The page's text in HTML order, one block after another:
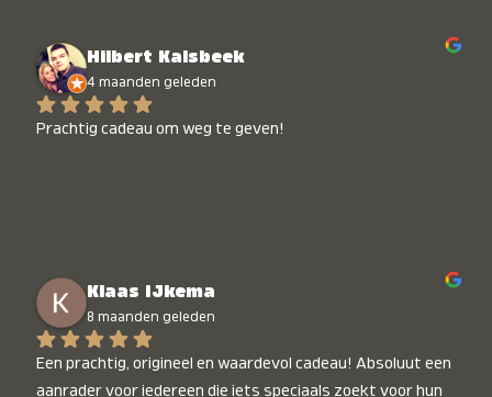
Hilbert Kalsbeek
4 maanden geleden
Prachtig cadeau om weg te geven!
Klaas IJkema
8 maanden geleden
Een prachtig, origineel en waardevol cadeau! Absoluut een
aanrader voor iedereen die iets speciaals zoekt voor hun